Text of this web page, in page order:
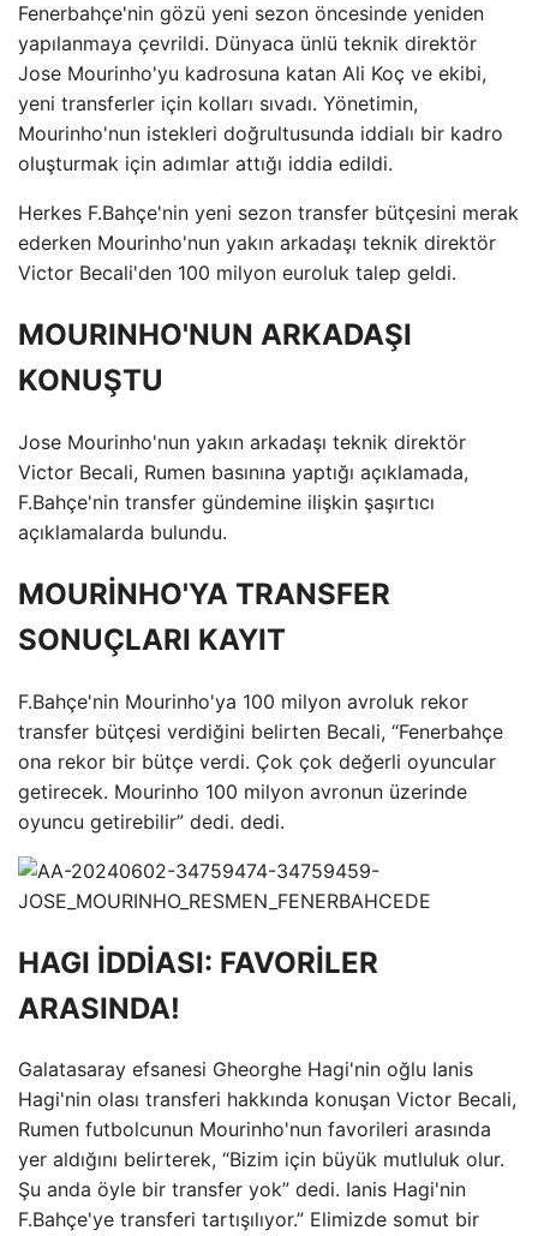
Fenerbahçe'nin gözü yeni sezon öncesinde yeniden
yapılanmaya çevrildi. Dünyaca ünlü teknik direktör
Jose Mourinho'yu kadrosuna katan Ali Koç ve ekibi,
yeni transferler için kolları sıvadı. Yönetimin,
Mourinho'nun istekleri doğrultusunda iddialı bir kadro
oluşturmak için adımlar attığı iddia edildi.
Herkes F.Bahçe'nin yeni sezon transfer bütçesini merak
ederken Mourinho'nun yakın arkadaşı teknik direktör
Victor Becali'den 100 milyon euroluk talep geldi.
MOURINHO'NUN ARKADAŞI
KONUŞTU
Jose Mourinho'nun yakın arkadaşı teknik direktör
Victor Becali, Rumen basınına yaptığı açıklamada,
F.Bahçe'nin transfer gündemine ilişkin şaşırtıcı
açıklamalarda bulundu.
MOURİNHO'YA TRANSFER
SONUÇLARI KAYIT
F.Bahçe'nin Mourinho'ya 100 milyon avroluk rekor
transfer bütçesi verdiğini belirten Becali, “Fenerbahçe
ona rekor bir bütçe verdi. Çok çok değerli oyuncular
getirecek. Mourinho 100 milyon avronun üzerinde
oyuncu getirebilir” dedi. dedi.
HAGI İDDİASI: FAVORİLER
ARASINDA!
Galatasaray efsanesi Gheorghe Hagi'nin oğlu Ianis
Hagi'nin olası transferi hakkında konuşan Victor Becali,
Rumen futbolcunun Mourinho'nun favorileri arasında
yer aldığını belirterek, “Bizim için büyük mutluluk olur.
Şu anda öyle bir transfer yok” dedi. Ianis Hagi'nin
F.Bahçe'ye transferi tartışılıyor.” Elimizde somut bir